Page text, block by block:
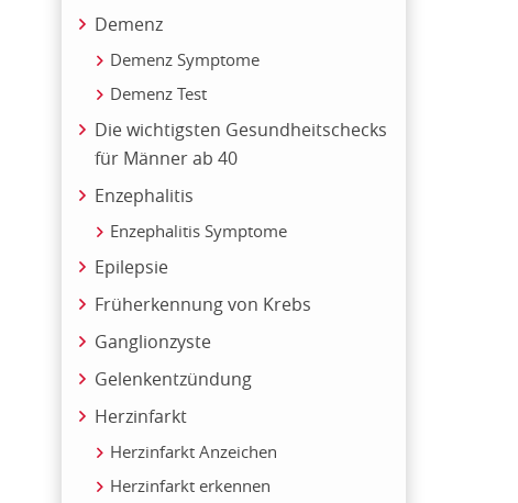
Demenz
Demenz Symptome
Demenz Test
Die wichtigsten Gesundheitschecks
für Männer ab 40
Enzephalitis
Enzephalitis Symptome
Epilepsie
Früherkennung von Krebs
Ganglionzyste
Gelenkentzündung
Herzinfarkt
Herzinfarkt Anzeichen
Herzinfarkt erkennen